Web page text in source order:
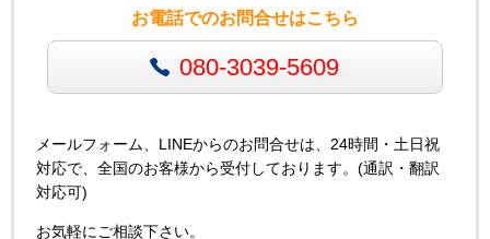
お電話でのお問合せはこちら
080-3039-5609
メールフォーム、LINEからのお問合せは、24時間・土日祝
対応で、全国のお客様から受付しております。(通訳・翻訳
対応可)
お気軽にご相談下さい。